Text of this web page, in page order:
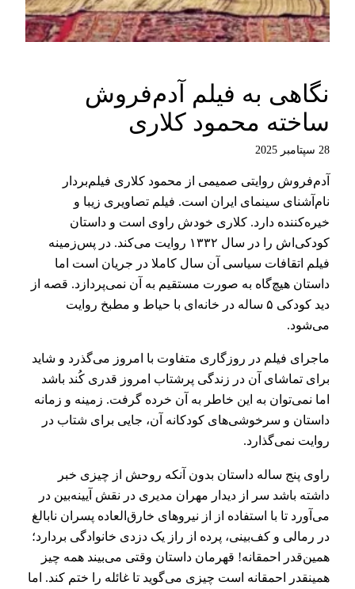
نگاهی به فیلم آدم‌فروش
ساخته محمود کلاری
28 سپتامبر 2025
آدم‌فروش روایتی صمیمی از محمود کلاری فیلم‌بردار
نام‌آشنای سینمای ایران است. فیلم تصاویری زیبا و
خیره‌کننده دارد. کلاری خودش راوی است و داستان
کودکی‌اش را در سال ۱۳۳۲ روایت می‌کند. در پس‌زمینه
فیلم اتقافات سیاسی آن سال کاملا در جریان است اما
داستان هیچ‌گاه به صورت مستقیم به آن نمی‌پردازد. قصه از
دید کودکی‌ ۵ ساله در خانه‌ای با حیاط و مطبخ روایت
می‌شود.
ماجرای فیلم در روزگاری متفاوت با امروز می‌گذرد و شاید
برای تماشای آن در زندگی پرشتاب امروز قدری کُند باشد
اما نمی‌توان به این خاطر به آن خرده گرفت. زمینه و زمانه
داستان و سرخوشی‌های کودکانه آن، جایی برای شتاب در
روایت نمی‌گذارد.
راوی پنج ساله داستان بدون آنکه روحش از چیزی خبر
داشته باشد سر از دیدار مهران مدیری در نقش آیینه‌بین در
می‌آورد تا با استفاده از از نیروهای خارق‌العاده پسران نابالغ
در رمالی و کف‌بینی، پرده از راز یک دزدی خانوادگی بردارد؛
همین‌قدر احمقانه! قهرمان داستان وقتی می‌بیند همه چیز
همینقدر احمقانه است چیزی می‌گوید تا غائله را ختم کند. اما